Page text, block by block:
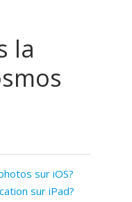
la
sur iOS?
sur iPad?